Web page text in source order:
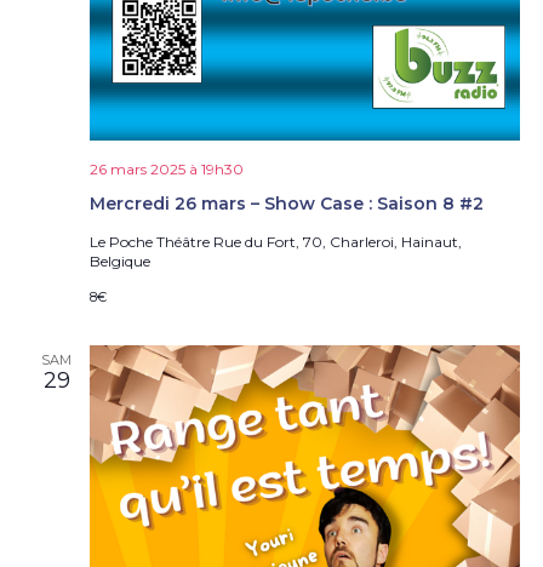
Mercredi 26 mars – Show Case : Saison 8 #2
26 mars 2025 à 19h30
Le Poche Théâtre Rue du Fort, 70, Charleroi, Hainaut,
Belgique
8€
SAM
29